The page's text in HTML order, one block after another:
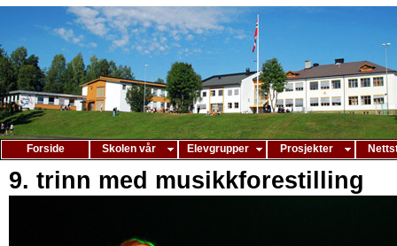
Forside Skolen vår Elevgrupper Prosjekter
9. trinn med musikkforestilling